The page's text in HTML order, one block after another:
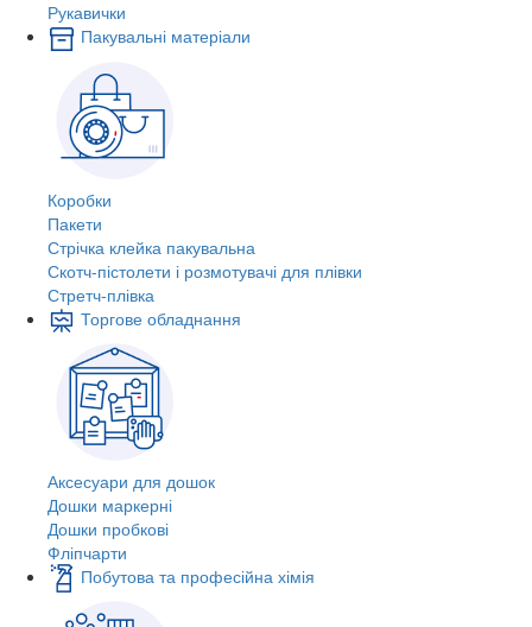
Рукавички
Пакувальні матеріали
Коробки
Пакети
Стрічка клейка пакувальна
Скотч-пістолети і розмотувачі для плівки
Стретч-плівка
Торгове обладнання
Аксесуари для дошок
Дошки маркерні
Дошки пробкові
Фліпчарти
Побутова та професійна хімія